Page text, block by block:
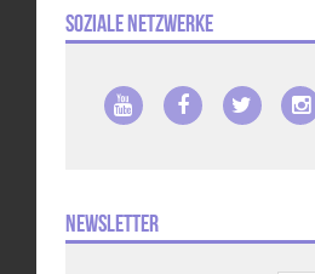
Soziale Netzwerke
Newsletter